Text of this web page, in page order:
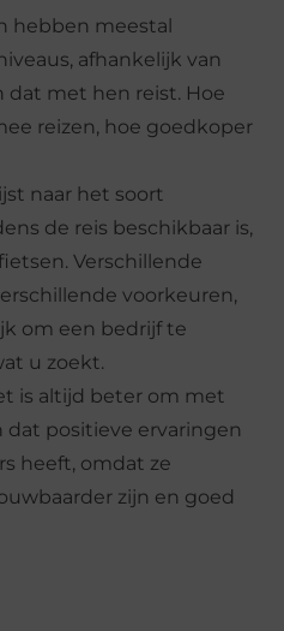
hebben meestal
afhankelijk van
dat met hen reist. Hoe
reizen, hoe goedkoper
naar het soort
de reis beschikbaar is,
Verschillende
voorkeuren,
om een bedrijf te
u zoekt.
is altijd beter om met
dat positieve ervaringen
heeft, omdat ze
zijn en goed